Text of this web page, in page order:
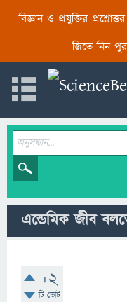
বিজ্ঞান ও প্রযুক্তির
জিতে নিন
এন্ডেমিক জীব
+2
টি ভোট